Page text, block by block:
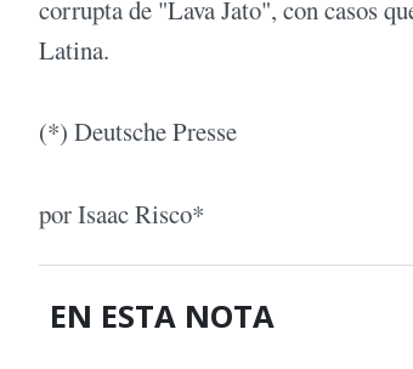
corrupta de "Lava Jato", con casos
Latina.
(*) Deutsche Presse
por Isaac Risco*
EN ESTA NOTA